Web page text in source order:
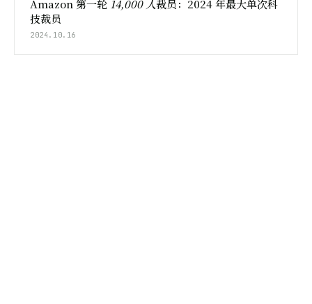
Amazon 第一轮 14,000 人裁员：2024 年最大单次科
技裁员
2024.10.16